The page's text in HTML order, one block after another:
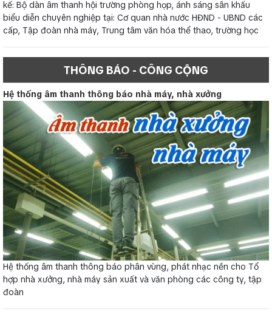
kế: Bộ dàn âm thanh hội trường phòng họp, ánh sáng sân khấu
biểu diễn chuyên nghiệp tại: Cơ quan nhà nước HĐND - UBND các
cấp, Tập đoàn nhà máy, Trung tâm văn hóa thể thao, trường học
THÔNG BÁO - CÔNG CỘNG
Hệ thống âm thanh thông báo nhà máy, nhà xưởng
Hệ thống âm thanh thông báo phân vùng, phát nhạc nền cho Tổ
hợp nhà xưởng, nhà máy sản xuất và văn phòng các công ty, tập
đoàn